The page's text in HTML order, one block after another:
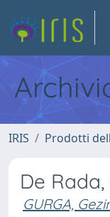
IRIS Prodotti
De
GURGA,